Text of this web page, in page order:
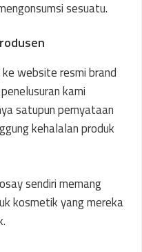
sesuatu.
website resmi brand
kami
satupun pernyataan
kehalalan produk
sendiri memang
kosmetik yang mereka